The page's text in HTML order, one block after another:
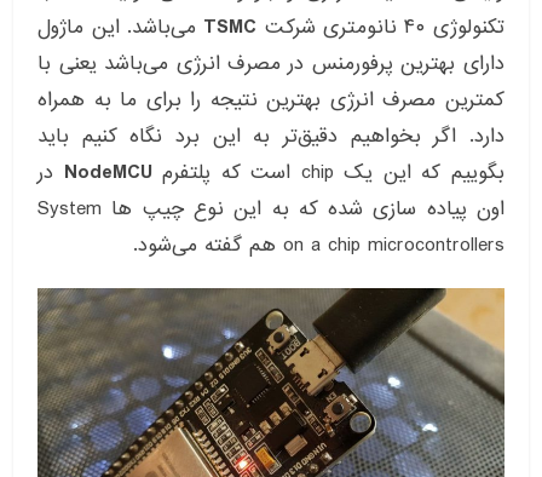
تکنولوژی ۴۰ نانومتری شرکت
TSMC می‌باشد. این ماژول
دارای بهترین پرفورمنس در مصرف انرژی می‌باشد یعنی با
کمترین مصرف انرژی بهترین نتیجه را برای ما به همراه
دارد. اگر بخواهیم دقیق‌تر به این برد نگاه کنیم باید
بگوییم که این یک chip است که پلتفرم
NodeMCU در
اون پیاده سازی شده که به این نوع چیپ ها System
on a chip microcontrollers هم گفته می‌شود.